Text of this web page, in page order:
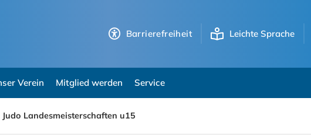
Barrierefreiheit Leichte Sprache
Verein Mitglied werden Service
Landesmeisterschaften u15